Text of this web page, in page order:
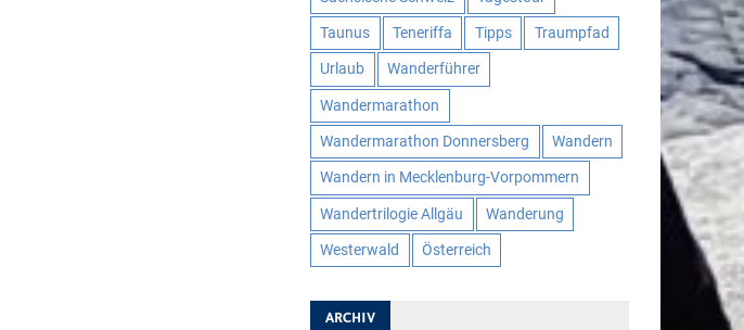
Taunus Teneriffa Tipps Traumpfad
Urlaub Wanderführer
Wandermarathon
Wandermarathon Donnersberg Wandern
Wandern in Mecklenburg-Vorpommern
Wandertrilogie Allgäu Wanderung
Westerwald Österreich
ARCHIV